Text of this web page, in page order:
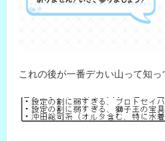
これの後が一番デカい山って知っ